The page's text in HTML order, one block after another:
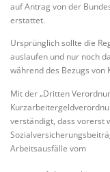
auf Antrag von der
erstattet.
Ursprünglich sollte die
auslaufen und nur noch
während des Bezugs
Mit der „Dritten
verständigt, dass vorerst
Arbeitsausfälle vom